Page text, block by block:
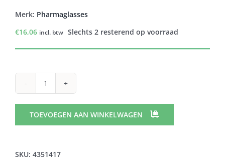
Merk: Pharmaglasses
€16,06 incl. btw Slechts 2 resterend op voorraad
PG
DIOP.+3.00
TIGER
TOEVOEGEN AAN WINKELWAGEN
SKU: 4351417